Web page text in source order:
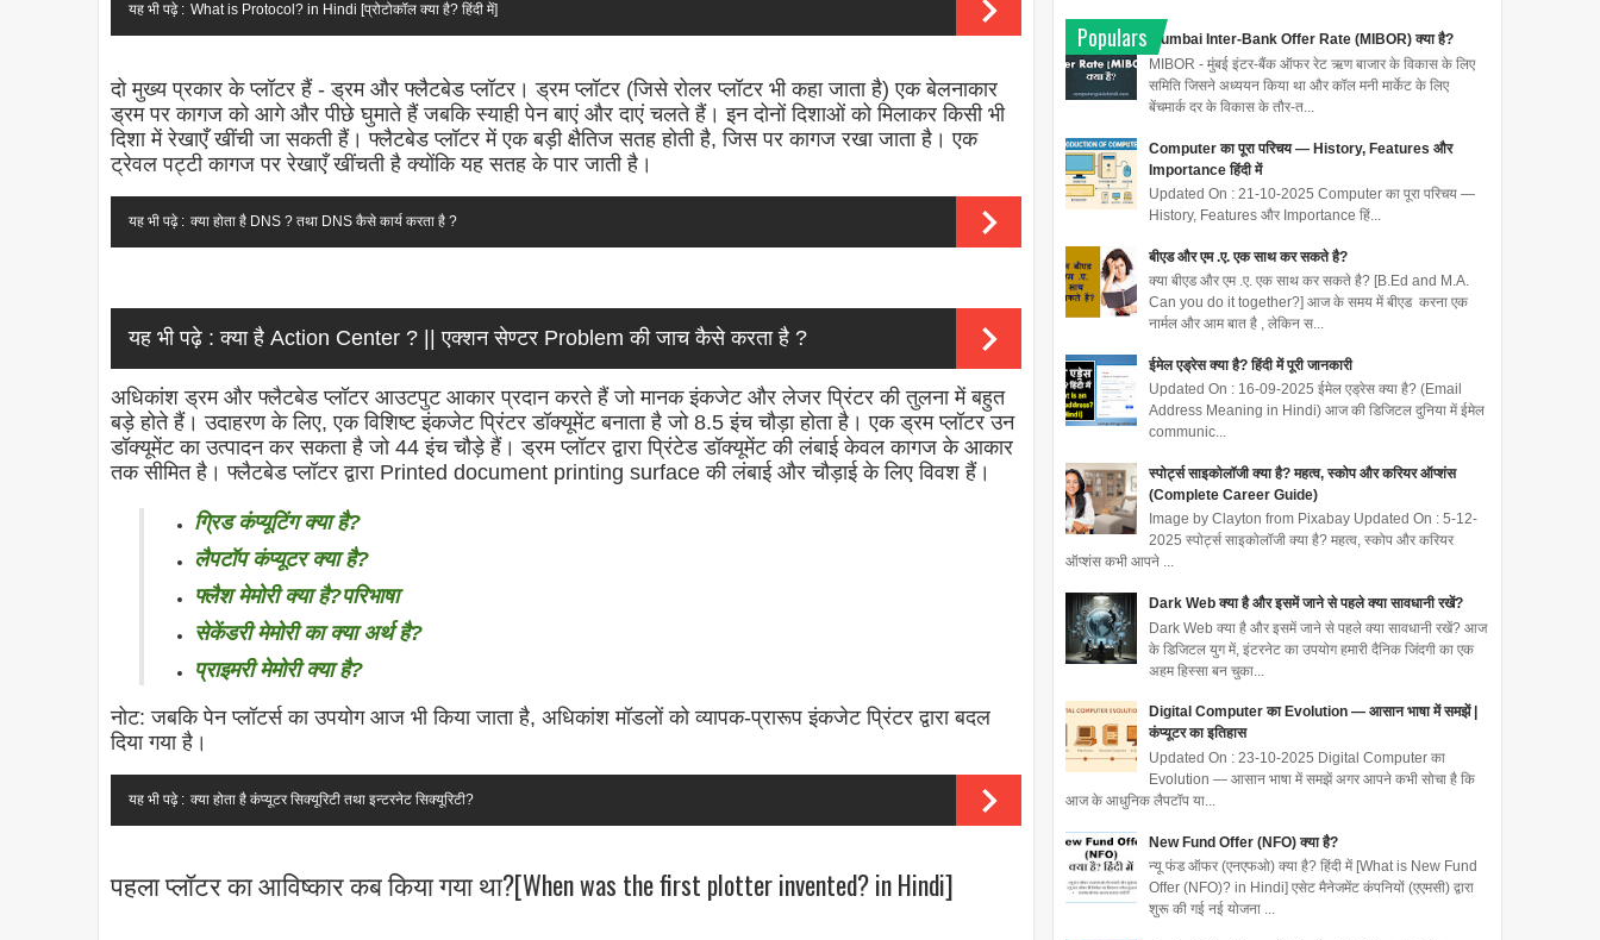
यह भी पढ़े : What is Protocol? in Hindi [प्रोटोकॉल क्या है? हिंदी में]
दो मुख्य प्रकार के प्लॉटर हैं - ड्रम और फ्लैटबेड प्लॉटर। ड्रम प्लॉटर (जिसे रोलर प्लॉटर भी कहा जाता है) एक बेलनाकार
ड्रम पर कागज को आगे और पीछे घुमाते हैं जबकि स्याही पेन बाएं और दाएं चलते हैं। इन दोनों दिशाओं को मिलाकर किसी भी
दिशा में रेखाएँ खींची जा सकती हैं। फ्लैटबेड प्लॉटर में एक बड़ी क्षैतिज सतह होती है, जिस पर कागज रखा जाता है। एक
ट्रेवल पट्टी कागज पर रेखाएँ खींचती है क्योंकि यह सतह के पार जाती है।
यह भी पढ़े : क्या होता है DNS ? तथा DNS कैसे कार्य करता है ?
यह भी पढ़े : क्या है Action Center ? || एक्शन सेण्टर Problem की जाच कैसे करता है ?
अधिकांश ड्रम और फ्लैटबेड प्लॉटर आउटपुट आकार प्रदान करते हैं जो मानक इंकजेट और लेजर प्रिंटर की तुलना में बहुत
बड़े होते हैं। उदाहरण के लिए, एक विशिष्ट इंकजेट प्रिंटर डॉक्यूमेंट बनाता है जो 8.5 इंच चौड़ा होता है। एक ड्रम प्लॉटर उन
डॉक्यूमेंट का उत्पादन कर सकता है जो 44 इंच चौड़े हैं। ड्रम प्लॉटर द्वारा प्रिंटेड डॉक्यूमेंट की लंबाई केवल कागज के आकार
तक सीमित है। फ्लैटबेड प्लॉटर द्वारा Printed document printing surface की लंबाई और चौड़ाई के लिए विवश हैं।
ग्रिड कंप्यूटिंग क्या है?
लैपटॉप कंप्यूटर क्या है?
फ्लैश मेमोरी क्या है?परिभाषा
सेकेंडरी मेमोरी का क्या अर्थ है?
प्राइमरी मेमोरी क्या है?
नोट: जबकि पेन प्लॉटर्स का उपयोग आज भी किया जाता है, अधिकांश मॉडलों को व्यापक-प्रारूप इंकजेट प्रिंटर द्वारा बदल
दिया गया है।
यह भी पढ़े : क्या होता है कंप्यूटर सिक्यूरिटी तथा इन्टरनेट सिक्यूरिटी?
पहला प्लॉटर का आविष्कार कब किया गया था?[When was the first plotter invented? in Hindi]
Populars
Mumbai Inter-Bank Offer Rate (MIBOR) क्या है?
MIBOR - मुंबई इंटर-बैंक ऑफर रेट ऋण बाजार के विकास के लिए
समिति जिसने अध्ययन किया था और कॉल मनी मार्केट के लिए
बेंचमार्क दर के विकास के तौर-त...
Computer का पूरा परिचय — History, Features और
Importance हिंदी में
Updated On : 21-10-2025 Computer का पूरा परिचय —
History, Features और Importance हिं...
बीएड और एम .ए. एक साथ कर सकते है?
क्या बीएड और एम .ए. एक साथ कर सकते है? [B.Ed and M.A.
Can you do it together?] आज के समय में बीएड करना एक
नार्मल और आम बात है , लेकिन स...
ईमेल एड्रेस क्या है? हिंदी में पूरी जानकारी
Updated On : 16-09-2025 ईमेल एड्रेस क्या है? (Email
Address Meaning in Hindi) आज की डिजिटल दुनिया में ईमेल
communic...
स्पोर्ट्स साइकोलॉजी क्या है? महत्व, स्कोप और करियर ऑप्शंस
(Complete Career Guide)
Image by Clayton from Pixabay Updated On : 5-12-
2025 स्पोर्ट्स साइकोलॉजी क्या है? महत्व, स्कोप और करियर
ऑप्शंस कभी आपने ...
Dark Web क्या है और इसमें जाने से पहले क्या सावधानी रखें?
Dark Web क्या है और इसमें जाने से पहले क्या सावधानी रखें? आज
के डिजिटल युग में, इंटरनेट का उपयोग हमारी दैनिक जिंदगी का एक
अहम हिस्सा बन चुका...
Digital Computer का Evolution — आसान भाषा में समझें |
कंप्यूटर का इतिहास
Updated On : 23-10-2025 Digital Computer का
Evolution — आसान भाषा में समझें अगर आपने कभी सोचा है कि
आज के आधुनिक लैपटॉप या...
New Fund Offer (NFO) क्या है?
न्यू फंड ऑफर (एनएफओ) क्या है? हिंदी में [What is New Fund
Offer (NFO)? in Hindi] एसेट मैनेजमेंट कंपनियों (एएमसी) द्वारा
शुरू की गई नई योजना ...